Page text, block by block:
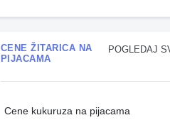
POGLEDAJ
CENE ŽITARICA NA
PIJACAMA
Cene kukuruza na pijacama